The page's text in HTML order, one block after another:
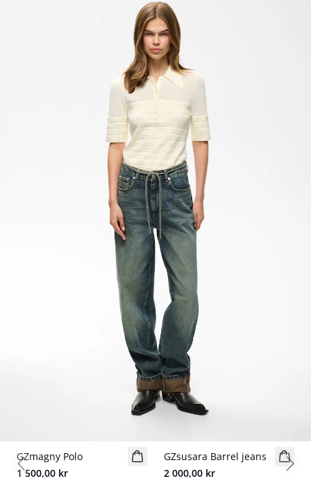
NYHET
GZmagny Polo
1 500,00 kr
NYHET
GZsusara Barrel jeans
2 000,00 kr
Previous slide